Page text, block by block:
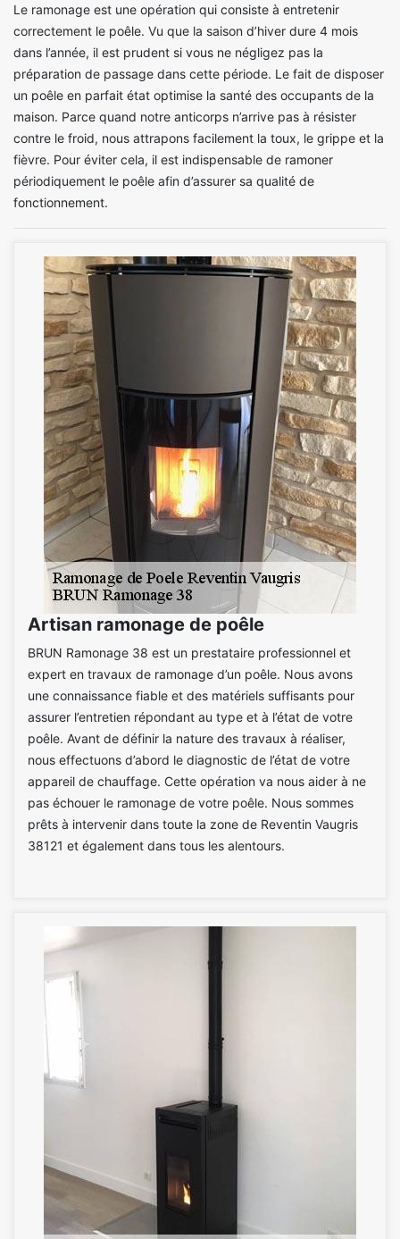
Le ramonage est une opération qui consiste à entretenir
correctement le poêle. Vu que la saison d’hiver dure 4 mois
dans l’année, il est prudent si vous ne négligez pas la
préparation de passage dans cette période. Le fait de disposer
un poêle en parfait état optimise la santé des occupants de la
maison. Parce quand notre anticorps n’arrive pas à résister
contre le froid, nous attrapons facilement la toux, le grippe et la
fièvre. Pour éviter cela, il est indispensable de ramoner
périodiquement le poêle afin d’assurer sa qualité de
fonctionnement.
Artisan ramonage de poêle
BRUN Ramonage 38 est un prestataire professionnel et
expert en travaux de ramonage d’un poêle. Nous avons
une connaissance fiable et des matériels suffisants pour
assurer l’entretien répondant au type et à l’état de votre
poêle. Avant de définir la nature des travaux à réaliser,
nous effectuons d’abord le diagnostic de l’état de votre
appareil de chauffage. Cette opération va nous aider à ne
pas échouer le ramonage de votre poêle. Nous sommes
prêts à intervenir dans toute la zone de Reventin Vaugris
38121 et également dans tous les alentours.